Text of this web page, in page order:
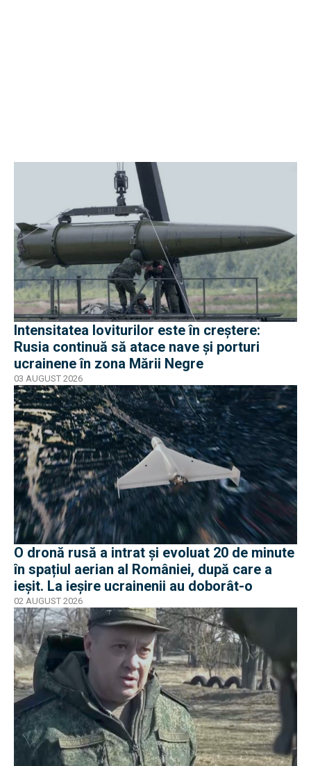
Intensitatea loviturilor este în creștere:
Rusia continuă să atace nave și porturi
ucrainene în zona Mării Negre
03 AUGUST 2026
O dronă rusă a intrat și evoluat 20 de minute
în spațiul aerian al României, după care a
ieșit. La ieșire ucrainenii au doborât-o
02 AUGUST 2026